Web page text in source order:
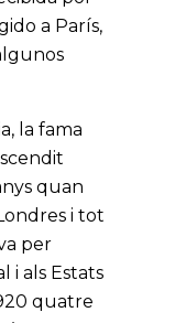
a París,
la fama
quan
i tot
per
i als Estats
quatre